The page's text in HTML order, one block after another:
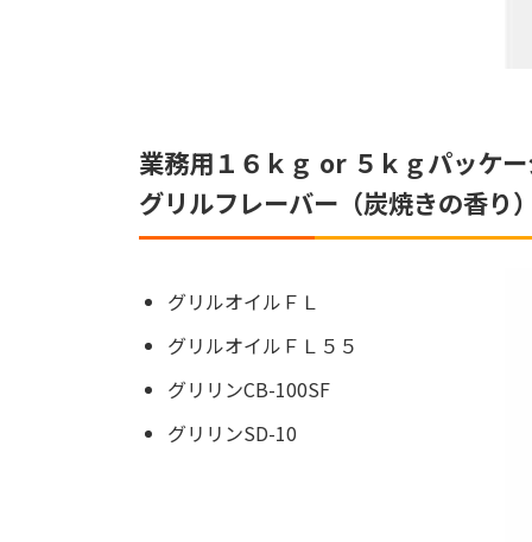
業務用１６ｋｇ or ５ｋｇパッケ
グリルフレーバー（炭焼きの香り
グリルオイルＦＬ
グリルオイルＦＬ５５
グリリンCB-100SF
グリリンSD-10